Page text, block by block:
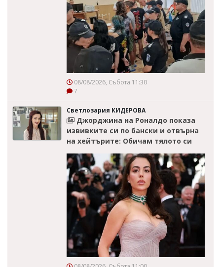
08/08/2026, Събота 11:30
7
Светлозария КИДЕРОВА
Джорджина на Роналдо показа
извивките си по бански и отвърна
на хейтърите: Обичам тялото си